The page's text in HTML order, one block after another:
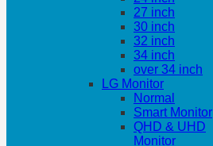
27 inch
30 inch
32 inch
34 inch
over 34 inch
LG Monitor
Normal
Smart Monitor
QHD & UHD
Monitor